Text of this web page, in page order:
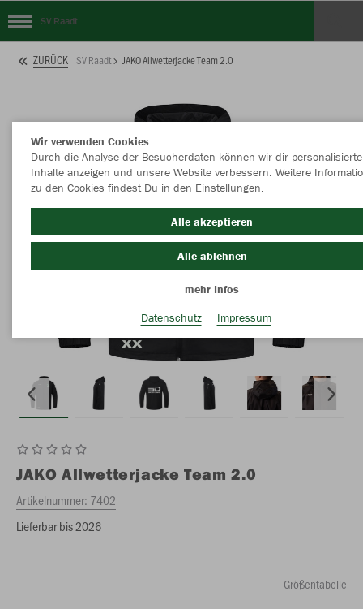
SV Raadt
ZURÜCK SV Raadt JAKO Allwetterjacke Team 2.0
JAKO Allwetterjacke Team 2.0
Artikelnummer: 7402
Lieferbar bis 2026
Größentabelle
Wir verwenden Cookies
Durch die Analyse der Besucherdaten können wir dir personalisierte
Inhalte anzeigen und unsere Website verbessern. Weitere
zu den Cookies findest Du in den Einstellungen.
Alle akzeptieren
Alle ablehnen
mehr Infos
Datenschutz
Impressum